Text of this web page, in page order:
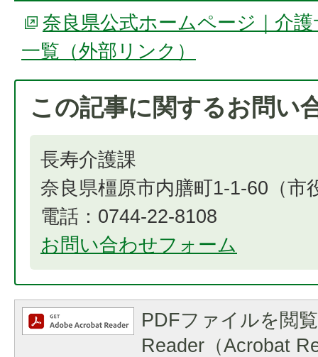
奈良県公式ホームページ｜介
一覧（外部リンク）
この記事に関するお問い
長寿介護課
奈良県橿原市内膳町1-1-60（市
電話：0744-22-8108
お問い合わせフォーム
PDFファイルを閲
Reader（Acrobat